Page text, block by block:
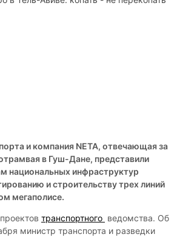
и компания NETA, отвечающая за
в Гуш-Дане, представили
национальных инфраструктур
и строительству трех линий
мегаполисе.
транспортного ведомства. Об
министр транспорта и разведки